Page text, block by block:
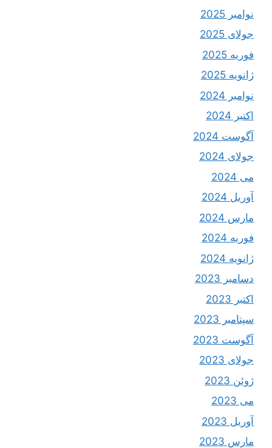
نوامبر 2025
جولای 2025
فوریه 2025
ژانویه 2025
نوامبر 2024
اکتبر 2024
آگوست 2024
جولای 2024
می 2024
آوریل 2024
مارس 2024
فوریه 2024
ژانویه 2024
دسامبر 2023
اکتبر 2023
سپتامبر 2023
آگوست 2023
جولای 2023
ژوئن 2023
می 2023
آوریل 2023
مارس 2023